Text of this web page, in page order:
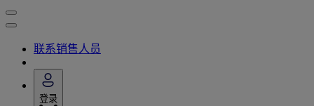
联系销售人员
登录